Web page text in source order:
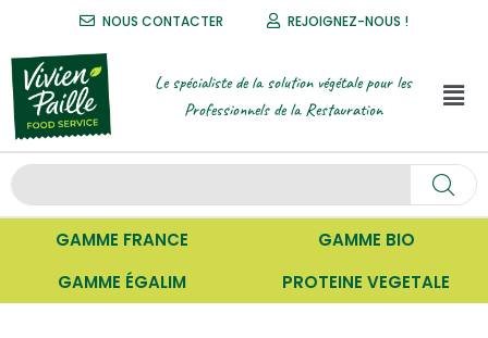
NOUS CONTACTER REJOIGNEZ-NOUS !
Le spécialiste de la solution végétale pour les
Professionnels de la Restauration
GAMME FRANCE
GAMME BIO
GAMME ÉGALIM
PROTEINE VEGETALE